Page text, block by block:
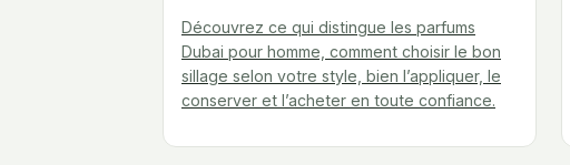
Découvrez ce qui distingue les parfums
Dubai pour homme, comment choisir le bon
sillage selon votre style, bien l’appliquer, le
conserver et l’acheter en toute confiance.